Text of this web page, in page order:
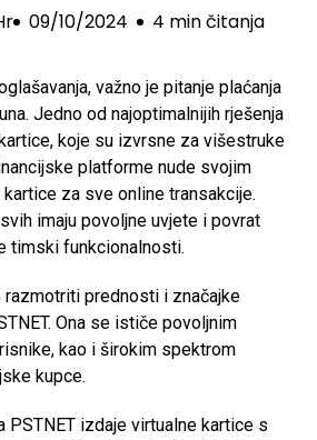
09/10/2024 4 min čitanja
važno je pitanje plaćanja
Jedno od najoptimalnijih rješenja
koje su izvrsne za višestruke
platforme nude svojim
za sve online transakcije.
imaju povoljne uvjete i povrat
timski funkcionalnosti.
razmotriti prednosti i značajke
Ona se ističe povoljnim
kao i širokim spektrom
kupce.
PSTNET izdaje virtualne kartice s